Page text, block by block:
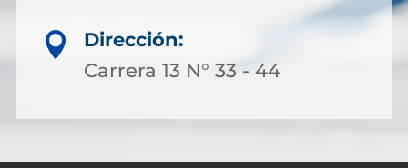

Dirección:
Carrera 13 N° 33 - 44